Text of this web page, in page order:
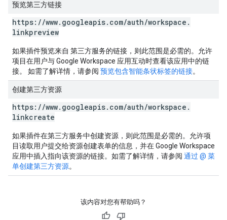
预览第三方链接
https: //www. googleapis. com/auth/workspace .
linkpreview
如果插件预览来自 第三方服务的链接，则此范围是必需的。 允许
项目在用户与 Google Workspace 应用互动时查看该应用中的链
接。 如需了解详情，请参阅 预览包含智能条状标签的链接。
创建第三方资源
https: //www. googleapis. com/auth/workspace .
linkcreate
如果插件在第三方服务中创建资源，则此范围是必需的。 允许项
目读取用户提交给资源创建表单的信息，并在 Google Workspace
应用中插入指向该资源的链接。如需了解详情，请参阅 通过 @ 菜
单创建第三方资源。
该内容对您有帮助吗？